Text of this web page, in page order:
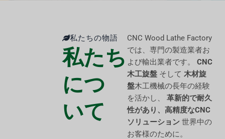
私たちの物語
私たち
につ
いて
CNC Wood Lathe Factory
では、専門の製造業者お
よび輸出業者です。 CNC
木工旋盤そして 木材旋
盤木工機械の長年の経験
を活かし、 革新的で耐久
性があり、高精度なCNC
ソリューション世界中の
お客様のために。